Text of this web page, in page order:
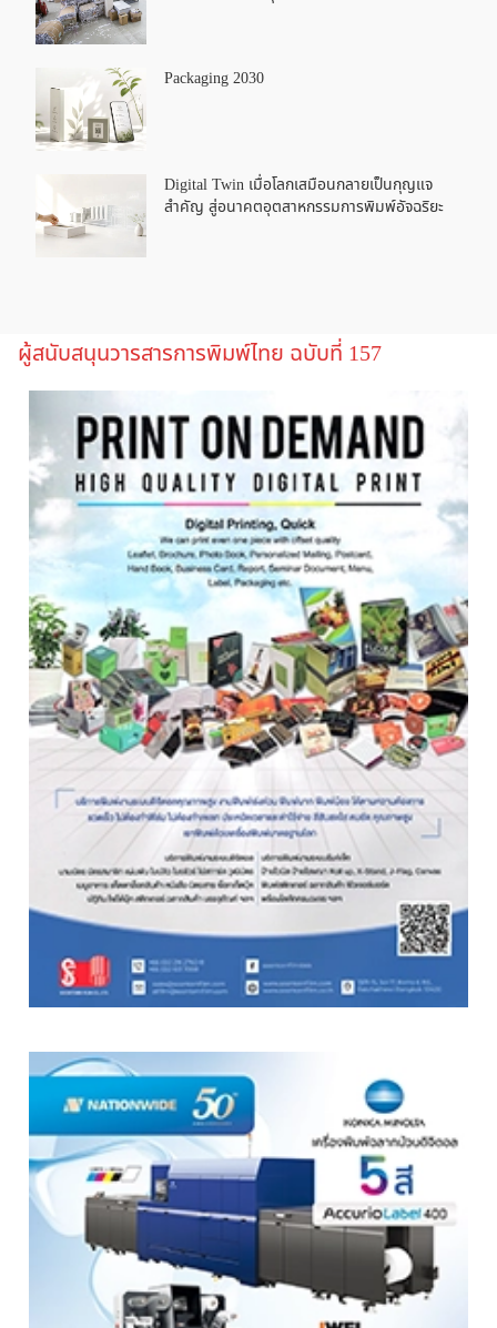
Packaging 2030
Digital Twin เมื่อโลกเสมือนกลายเป็นกุญแจ
สำคัญ สู่อนาคตอุตสาหกรรมการพิมพ์อัจฉริยะ
ผู้สนับสนุนวารสารการพิมพ์ไทย ฉบับที่ 157